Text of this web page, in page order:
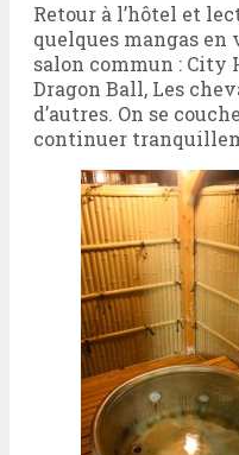
Retour à l’hôtel et
quelques mangas
salon commun : City
Dragon Ball, Les
d’autres. On se
continuer